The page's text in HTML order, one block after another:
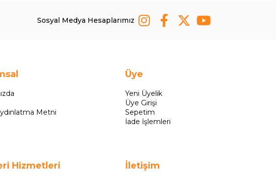
Sosyal Medya Hesaplarımız
Metni
Hizmetleri
Üye
Yeni Üyelik
Üye Girişi
Sepetim
İade İşlemleri
İletişim